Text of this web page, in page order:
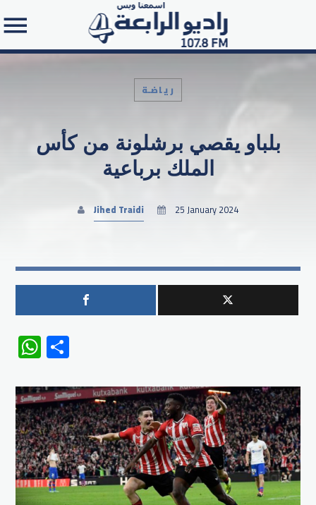
Search in the website:
رياضـة
بلباو يقصي برشلونة من كأس
الملك برباعية
Jihed Traidi 25 January 2024
WhatsApp